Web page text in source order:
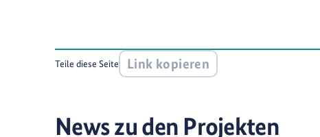
Teile diese Seite Link kopieren
News zu den Projekten